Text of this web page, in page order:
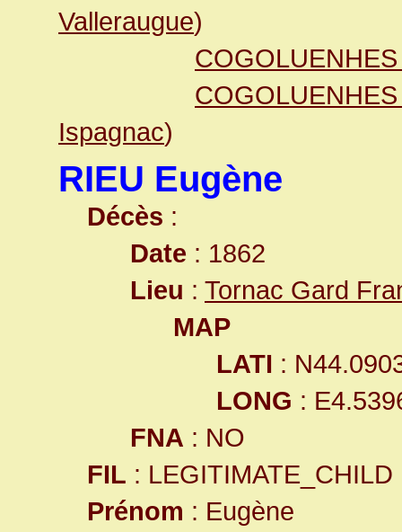
Valleraugue)
Ispagnac)
RIEU Eugène
Décès :
Date : 1862
Lieu : Tornac Gard
MAP
LATI :
LONG :
FNA : NO
FIL : LEGITIMATE_CHILD
Prénom : Eugène